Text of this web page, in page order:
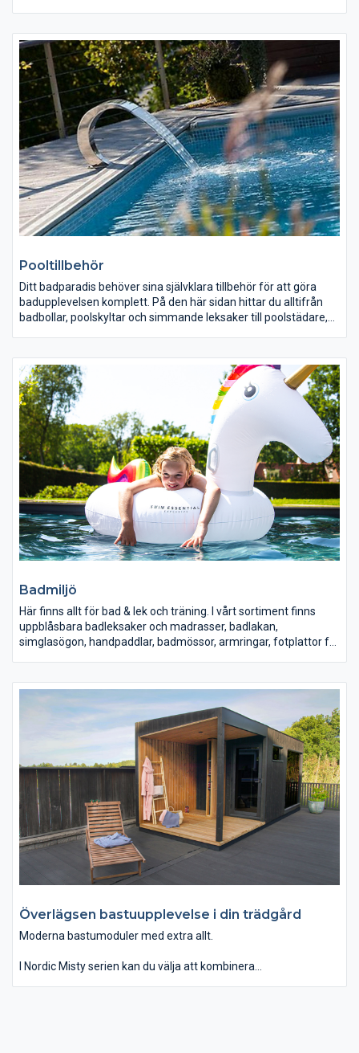
Pooltillbehör
Ditt badparadis behöver sina självklara tillbehör för att göra
badupplevelsen komplett. På den här sidan hittar du alltifrån
badbollar, poolskyltar och simmande leksaker till poolstädare,
Badmiljö
Här finns allt för bad & lek och träning. I vårt sortiment finns
uppblåsbara badleksaker och madrasser, badlakan,
simglasögon, handpaddlar, badmössor, armringar, fotplattor för
Överlägsen bastuupplevelse i din trädgård
Moderna bastumoduler med extra allt.
I Nordic Misty serien kan du välja att kombinera